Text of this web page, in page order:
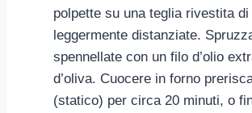
polpette su una teglia rivestita
leggermente distanziate.
spennellate con un filo d’olio
d’oliva. Cuocere in forno
(statico) per circa 20 minuti, o